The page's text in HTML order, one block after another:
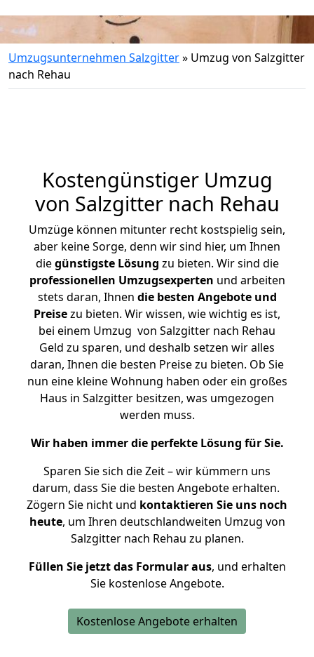
Umzugsunternehmen Salzgitter» Umzug von Salzgitter
nach Rehau
Kostengünstiger Umzug
von Salzgitter nach Rehau
Umzüge können mitunter recht kostspielig sein,
aber keine Sorge, denn wir sind hier, um Ihnen
diegünstigste Lösung zu bieten. Wir sind die
professionellen Umzugsexperten und arbeiten
stets daran, Ihnen die besten Angebote und
Preisezu bieten. Wir wissen, wie wichtig es ist,
bei einem Umzug von Salzgitter nach Rehau
Geld zu sparen, und deshalb setzen wir alles
daran, Ihnen die besten Preise zu bieten. Ob Sie
nun eine kleine Wohnung haben oder ein großes
Haus in Salzgitter besitzen, was umgezogen
werden muss.
Wir haben immer die perfekte Lösung für Sie.
Sparen Sie sich die Zeit – wir kümmern uns
darum, dass Sie die besten Angebote erhalten.
Zögern Sie nicht und kontaktieren Sie uns noch
heute, um Ihren deutschlandweiten Umzug von
Salzgitter nach Rehau zu planen.
Füllen Sie jetzt das Formular aus, und erhalten
Sie kostenlose Angebote.
Kostenlose Angebote erhalten